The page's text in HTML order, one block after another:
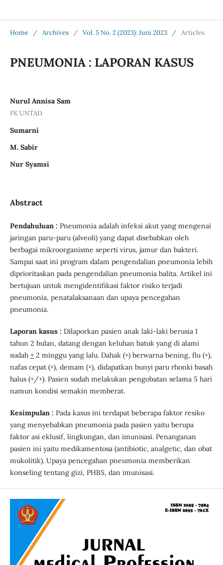
Home / Archives / Vol. 5 No. 2 (2023): Juni 2023 / Articles
PNEUMONIA : LAPORAN KASUS
Nurul Annisa Sam
FK UNTAD
Sumarni
M. Sabir
Nur Syamsi
Abstract
Pendahuluan : Pneumonia adalah infeksi akut yang mengenai
jaringan paru-paru (alveoli) yang dapat disebabkan oleh
berbagai mikroorganisme seperti virus, jamur dan bakteri.
Sampai saat ini program dalam pengendalian pneumonia lebih
diprioritaskan pada pengendalian pneumonia balita. Artikel ini
bertujuan untuk mengidentifikasi faktor risiko terjadi
pneumonia, penatalaksanaan dan upaya pencegahan
pneumonia.
Laporan kasus : Dilaporkan pasien anak laki-laki berusia 1
tahun 2 bulan, datang dengan keluhan batuk yang di alami
sudah +2 minggu yang lalu. Dahak (+) berwarna bening, flu (+),
nafas cepat (+), demam (+), didapatkan bunyi paru rhonki basah
halus (+/+). Pasien sudah melakukan pengobatan selama 5 hari
namun kondisi semakin memberat.
Kesimpulan : Pada kasus ini terdapat beberapa faktor resiko
yang menyebabkan pneumonia pada pasien yaitu berupa
faktor asi eklusif, lingkungan, dan imunisasi. Penanganan
pasien ini yaitu medikamentosa (antibiotic, analgetic, dan obat
mukolitik). Upaya pencegahan pneumonia memberikan
konseling tentang gizi, PHBS, dan imunisasi.